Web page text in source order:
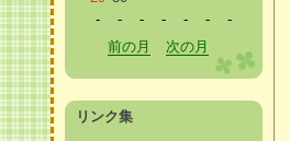
-
- - - - -
-
前の月
次の月
リンク集